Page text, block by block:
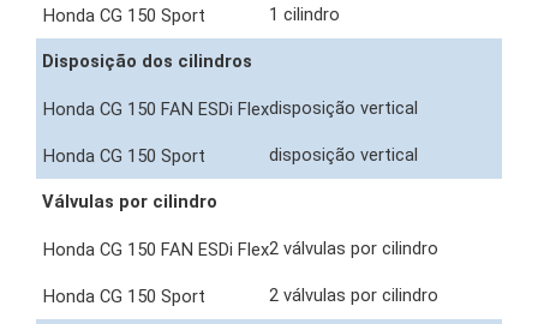
1 cilindro
Disposição dos cilindros
disposição vertical
disposição vertical
Válvulas por cilindro
2 válvulas por cilindro
2 válvulas por cilindro